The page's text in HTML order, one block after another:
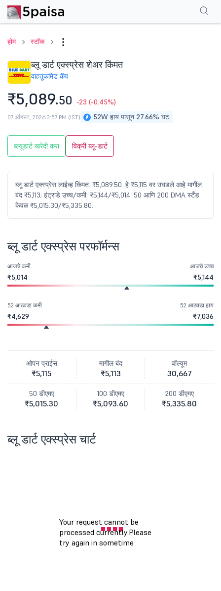
होम स्टॉक
ब्लू डार्ट एक्स्प्रेस शेअर किंमत
वाहतूकमिड कॅप
₹5,089.50 -23 (-0.45%)
52W हाय पासून 27.66% घट
07 ऑगस्ट, 2026 3:57 PM (IST)
ब्ल्यूडार्ट खरेदी करा विक्री ब्लू-डार्ट
ब्लू डार्ट एक्स्प्रेस लाईव्ह किंमत: ₹5,089.50. हे ₹5,115 वर उघडले आहे मागील
बंद ₹5,113; इंट्राडे उच्च/कमी: ₹5,144/₹5,014. 50 आणि 200 DMA स्टँड
केवळ ₹5,015.30/₹5,335.80.
परफॉर्मन्सफायनान्शियल्स एफएक्यू
ब्लू डार्ट एक्स्प्रेस परफॉर्मन्स
आजचे कमी
₹5,014
आजचे उच्च
₹5,144
52 आठवडा कमी
₹4,629
52 आठवडा हाय
₹7,036
ओपन प्राईस
₹5,115
मागील बंद
₹5,113
वॉल्यूम
30,667
50 डीएमए
₹5,015.30
100 डीएमए
₹5,093.60
200 डीएमए
₹5,335.80
ब्लू डार्ट एक्स्प्रेस चार्ट